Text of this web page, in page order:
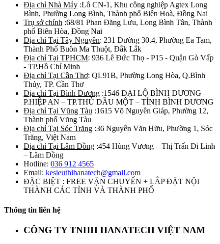
Địa chỉ Nhà Máy :Lô CN-1, Khu công nghiệp Agtex Long
Bình, Phường Long Bình, Thành phố Biên Hoà, Đồng Nai
Trụ sở chính :68/81 Phan Đăng Lưu, Long Bình Tân, Thành
phố Biên Hòa, Đồng Nai
Địa chỉ Tại Tây Nguyên: 231 Đường 30.4, Phường Ea Tam,
Thành Phố Buôn Ma Thuột, Đắk Lắk
Địa chỉ Tại TPHCM: 936 Lê Đức Thọ - P15 - Quận Gò Vấp
- TP.Hồ Chí Minh
Địa chỉ Tại Cần Thơ: QL91B, Phường Long Hòa, Q.Bình
Thủy, TP. Cần Thơ
Địa chỉ Tại Bình Dương :1546 ĐẠI LỘ BÌNH DƯƠNG –
P.HIỆP AN – TP.THỦ DẦU MỘT – TỈNH BÌNH DƯƠNG
Địa chỉ Tại Vũng Tàu :1615 Võ Nguyên Giáp, Phường 12,
Thành phố Vũng Tàu
Địa chỉ Tại Sóc Trăng :36 Nguyễn Văn Hữu, Phường 1, Sóc
Trăng, Việt Nam
Địa chỉ Tại Lâm Đồng :454 Hùng Vương – Thị Trấn Di Linh
– Lâm Đồng
Hotline: 036 912 4565
Email: kesieuthihanatech@gmail.com
ĐẶC BIỆT : FREE VẬN CHUYỂN + LẮP ĐẶT NỘI
THÀNH CÁC TỈNH VÀ THÀNH PHỐ
Thông tin liên hệ
CÔNG TY TNHH HANATECH VIỆT NAM